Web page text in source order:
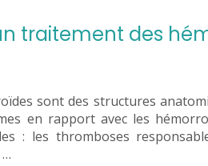
traitement des
sont des structures
en rapport avec les
: les thromboses